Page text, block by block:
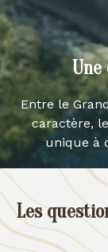
Entre le
caractère,
unique à
Les